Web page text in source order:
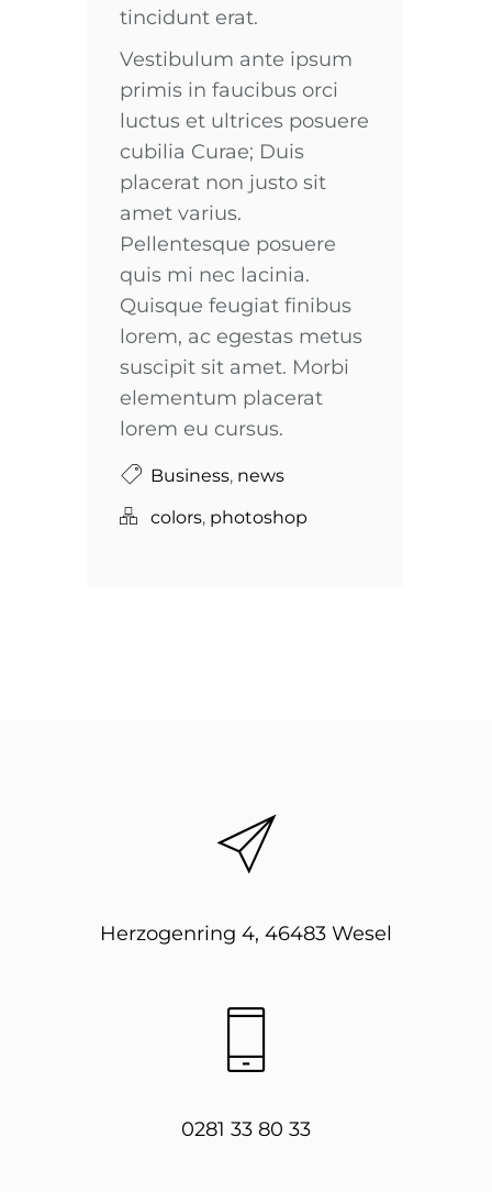
tincidunt erat.
Vestibulum ante ipsum
primis in faucibus orci
luctus et ultrices posuere
cubilia Curae; Duis
placerat non justo sit
amet varius.
Pellentesque posuere
quis mi nec lacinia.
Quisque feugiat finibus
lorem, ac egestas metus
suscipit sit amet. Morbi
elementum placerat
lorem eu cursus.
Business, news
colors, photoshop
Herzogenring 4, 46483 Wesel
0281 33 80 33